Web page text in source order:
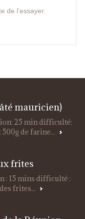
de l’essayer.
mauricien)
25 min difficulté:
de farine...
frites
: 15 mins difficulté :
frites...